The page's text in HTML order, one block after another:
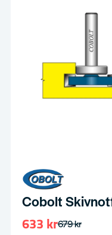
Cobolt
679 kr
633 kr